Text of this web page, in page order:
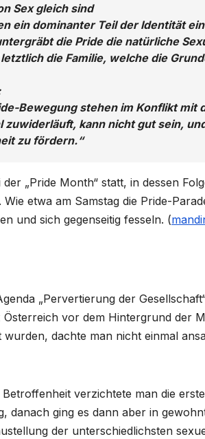
Sex gleich sind
ein dominanter Teil der Identität
die Pride die natürliche
die Familie, welche die
Bewegung stehen im Konflikt mit
zuwiderläuft, kann nicht gut sein,
zu fördern.“
„Pride Month“ statt, in dessen
etwa am Samstag die Pride-
und sich gegenseitig fesseln. (
„Pervertierung der
Österreich vor dem Hintergrund der
dachte man nicht einmal
verzichtete man die
danach ging es dann aber in
der unterschiedlichsten